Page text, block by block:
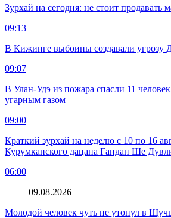
Зурхай на сегодня: не стоит продавать
09:13
В Кижинге выбоины создавали угрозу
09:07
В Улан-Удэ из пожара спасли 11
угарным газом
09:00
Краткий зурхай на неделю с 10 по 16
Курумканского дацана Гандан Ше
06:00
09.08.2026
Молодой человек чуть не утонул в